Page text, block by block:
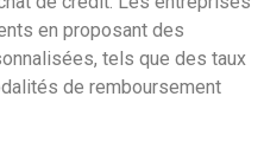
en proposant des
tels que des taux
de remboursement